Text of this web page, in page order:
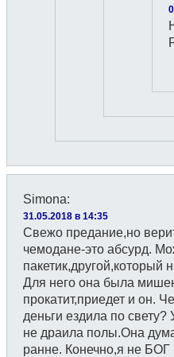
Simona:
31.05.2018 в 14:35
Свежо предание,но
чемодане-это абсурд.
пакетик,другой,который
Для него она была
прокатит,приедет и он.
деньги ездила по
не драила полы.Она
ранне. Конечно,я не БОГ